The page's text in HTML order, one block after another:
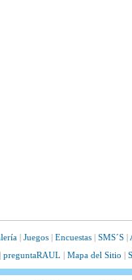
| Juegos | Encuestas | SMS´S |
| preguntaRAUL | Mapa del Sitio |